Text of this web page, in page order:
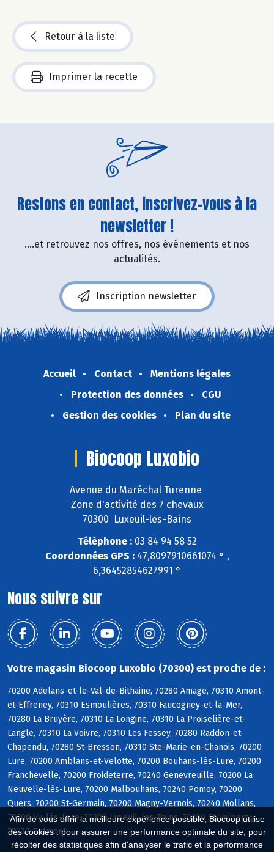
Afin de vous offrir la meilleure expérience possible, Biocoop utilise
des cookies : pour assurer une performance optimale du site, pour
récolter des statistiques afin d'analyser le trafic et la performance
Retour à la liste
Imprimer la recette
Restons en contact, inscrivez-vous à la
newsletter !
....et retrouvez nos offres, nos événements et nos
actualités.
Inscription newsletter
Accueil Contact
Mentions légales
Protection des données
CGU
Gestion des cookies
Plan du site
Biocoop Luxobio
Avenue du Maréchal Turenne
Zone d'activité des 7 chevaux
70300 Luxeuil-les-Bains
Téléphone :03 84 94 58 52
Coordonnées GPS :47,8097910661074 ° ,
6,36452854627991 °
Nous suivre sur
Votre magasin Biocoop Luxobio (70300) est proche de :
70200 Adelans-et-le-Val-de-Bithaine, 70280 Amage, 70310 Amont-
et-Effreney, 70310 Esmoulières, 70310 Faucogney-et-la-Mer,
70280 La Bruyère, 70310 La Longine, 70310 La Proiselière-et-
Langle, 70310 La Voivre, 70310 Les Fessey, 70280 Raddon-et-
Chapendu, 70280 St-Bresson, 70310 Ste-Marie-en-Chanois, 70200
Lure, 70200 Amblans-et-Velotte, 70200 Bouhans-lès-Lure, 70200
Franchevelle, 70200 Froideterre, 70240 Genevreuille, 70200 La
Neuvelle-lès-Lure, 70200 Malbouhans, 70240 Pomoy, 70200
Quers, 70200 St-Germain, 70200 Magny-Vernois, 70240 Mollans,
70200 Vy-lès-Lure, 70300 Luxeuil-les-Bains, 70300 St-Valbert,
70270 Belmont